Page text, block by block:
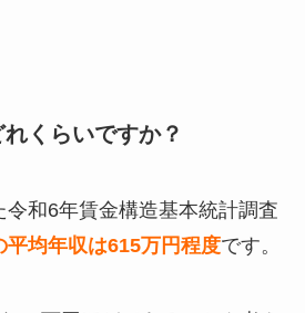
くらいですか？
令和6年賃金構造基本統計調査
平均年収は615万円程度です。